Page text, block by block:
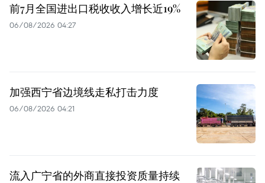
前7月全国进出口税收收入增长近19%
06/08/2026 04:27
加强西宁省边境线走私打击力度
06/08/2026 04:21
流入广宁省的外商直接投资质量持续